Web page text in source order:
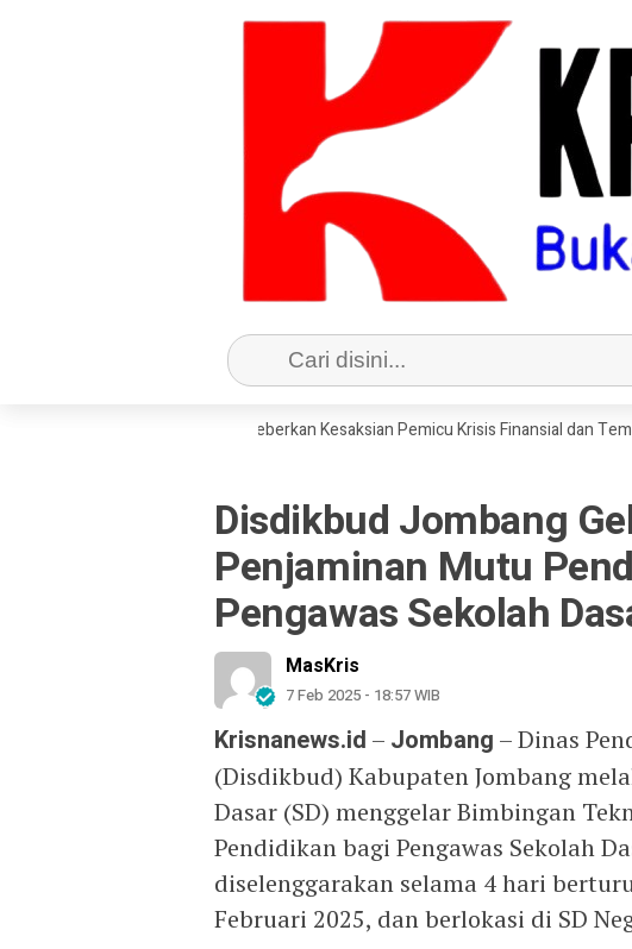
KPRI Sejahtera Jombang Beberkan Kesaksian Pemicu Krisis Finansial dan Temuan
Disdikbud Jombang
Penjaminan Mutu
Pengawas Sekolah
MasKris
7 Feb 2025 - 18:57 WIB
Krisnanews.id – Jombang – Dinas
(Disdikbud) Kabupaten Jombang
Dasar (SD) menggelar Bimbingan
Pendidikan bagi Pengawas Sekolah
diselenggarakan selama 4 hari
Februari 2025, dan berlokasi di SD